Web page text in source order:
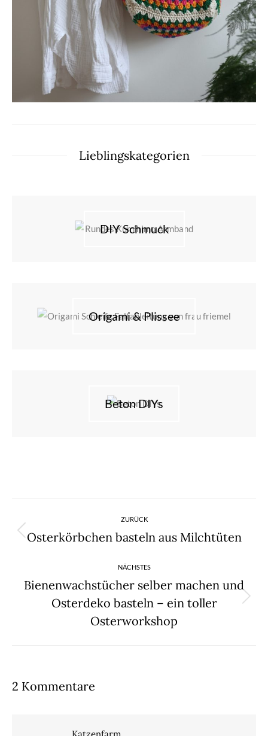
Lieblingskategorien
DIY Schmuck
Origami & Plissee
Beton DIYs
ZURÜCK
Vorheriger
Osterkörbchen basteln aus Milchtüten
NÄCHSTES
Nächster
Beitrag:
Bienenwachstücher selber machen und
Osterdeko basteln – ein toller
Osterworkshop
2 Kommentare